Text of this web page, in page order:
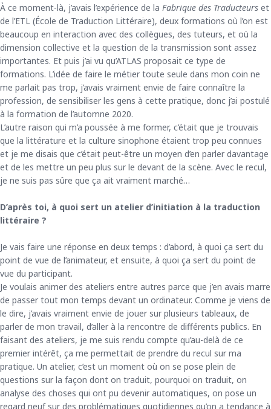
À ce moment-là, j’avais l’expérience de la Fabrique des Traducteurs et
de l’ETL (École de Traduction Littéraire), deux formations où l’on est
beaucoup en interaction avec des collègues, des tuteurs, et où la
dimension collective et la question de la transmission sont assez
importantes. Et puis j’ai vu qu’ATLAS proposait ce type de
formations. L’idée de faire le métier toute seule dans mon coin ne
me parlait pas trop, j’avais vraiment envie de faire connaître la
profession, de sensibiliser les gens à cette pratique, donc j’ai postulé
à la formation de l’automne 2020.
L’autre raison qui m’a poussée à me former, c’était que je trouvais
que la littérature et la culture sinophone étaient trop peu connues
et je me disais que c’était peut-être un moyen d’en parler davantage
et de les mettre un peu plus sur le devant de la scène. Avec le recul,
je ne suis pas sûre que ça ait vraiment marché…
D’après toi, à quoi sert un atelier d’initiation à la traduction
littéraire ?
Je vais faire une réponse en deux temps : d’abord, à quoi ça sert du
point de vue de l’animateur, et ensuite, à quoi ça sert du point de
vue du participant.
Je voulais animer des ateliers entre autres parce que j’en avais marre
de passer tout mon temps devant un ordinateur. Comme je viens de
le dire, j’avais vraiment envie de jouer sur plusieurs tableaux, de
parler de mon travail, d’aller à la rencontre de différents publics. En
faisant des ateliers, je me suis rendu compte qu’au-delà de ce
premier intérêt, ça me permettait de prendre du recul sur ma
pratique. Un atelier, c’est un moment où on se pose plein de
questions sur la façon dont on traduit, pourquoi on traduit, on
analyse des choses qui ont pu devenir automatiques, on pose un
regard neuf sur des problématiques quotidiennes qu’on a tendance à